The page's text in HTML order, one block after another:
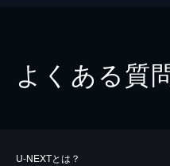
よくある質
U-NEXTとは？